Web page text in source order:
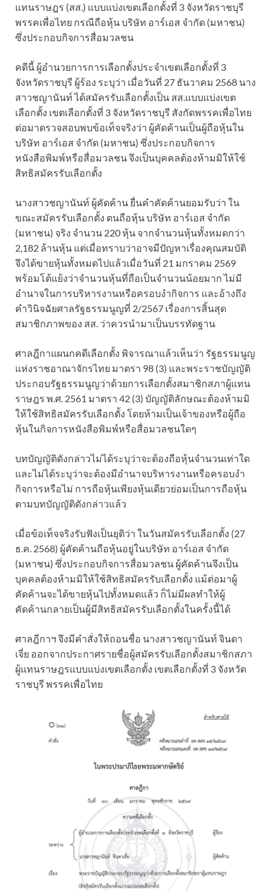
แทนราษฎร (สส.) แบบแบ่งเขตเลือกตั้งที่ 3 จังหวัดราชบุรี
พรรคเพื่อไทย กรณีถือหุ้น บริษัท อาร์เอส จำกัด (มหาชน)
ซึ่งประกอบกิจการสื่อมวลชน
คดีนี้ ผู้อำนวยการการเลือกตั้งประจำเขตเลือกตั้งที่ 3
จังหวัดราชบุรี ผู้ร้อง ระบุว่า เมื่อวันที่ 27 ธันวาคม 2568 นาง
สาวชญานันท์ ได้สมัครรับเลือกตั้งเป็น สส.แบบแบ่งเขต
เลือกตั้ง เขตเลือกตั้งที่ 3 จังหวัดราชบุรี สังกัดพรรคเพื่อไทย
ต่อมาตรวจสอบพบข้อเท็จจริงว่า ผู้คัดค้านเป็นผู้ถือหุ้นใน
บริษัท อาร์เอส จำกัด (มหาชน) ซึ่งประกอบกิจการ
หนังสือพิมพ์หรือสื่อมวลชน จึงเป็นบุคคลต้องห้ามมิให้ใช้
สิทธิสมัครรับเลือกตั้ง
นางสาวชญานันท์ ผู้คัดค้าน ยื่นคำคัดค้านยอมรับว่า ใน
ขณะสมัครรับเลือกตั้ง ตนถือหุ้น บริษัท อาร์เอส จำกัด
(มหาชน) จริง จำนวน 220 หุ้น จากจำนวนหุ้นทั้งหมดกว่า
2,182 ล้านหุ้น แต่เมื่อทราบว่าอาจมีปัญหาเรื่องคุณสมบัติ
จึงได้ขายหุ้นทั้งหมดไปแล้วเมื่อวันที่ 21 มกราคม 2569
พร้อมโต้แย้งว่าจำนวนหุ้นที่ถือเป็นจำนวนน้อยมาก ไม่มี
อำนาจในการบริหารงานหรือครอบงำกิจการ และอ้างถึง
คำวินิจฉัยศาลรัฐธรรมนูญที่ 2/2567 เรื่องการสิ้นสุด
สมาชิกภาพของ สส. ว่าควรนำมาเป็นบรรทัดฐาน
ศาลฎีกาแผนกคดีเลือกตั้ง พิจารณาแล้วเห็นว่า รัฐธรรมนูญ
แห่งราชอาณาจักรไทย มาตรา 98 (3) และพระราชบัญญัติ
ประกอบรัฐธรรมนูญว่าด้วยการเลือกตั้งสมาชิกสภาผู้แทน
ราษฎร พ.ศ. 2561 มาตรา 42 (3) บัญญัติลักษณะต้องห้ามมิ
ให้ใช้สิทธิสมัครรับเลือกตั้ง โดยห้ามเป็นเจ้าของหรือผู้ถือ
หุ้นในกิจการหนังสือพิมพ์หรือสื่อมวลชนใดๆ
บทบัญญัติดังกล่าวไม่ได้ระบุว่าจะต้องถือหุ้นจำนวนเท่าใด
และไม่ได้ระบุว่าจะต้องมีอำนาจบริหารงานหรือครอบงำ
กิจการหรือไม่ การถือหุ้นเพียงหุ้นเดียวย่อมเป็นการถือหุ้น
ตามบทบัญญัติดังกล่าวแล้ว
เมื่อข้อเท็จจริงรับฟังเป็นยุติว่า ในวันสมัครรับเลือกตั้ง (27
ธ.ค. 2568) ผู้คัดค้านถือหุ้นอยู่ในบริษัท อาร์เอส จำกัด
(มหาชน) ซึ่งประกอบกิจการสื่อมวลชน ผู้คัดค้านจึงเป็น
บุคคลต้องห้ามมิให้ใช้สิทธิสมัครรับเลือกตั้ง แม้ต่อมาผู้
คัดค้านจะได้ขายหุ้นไปทั้งหมดแล้ว ก็ไม่มีผลทำให้ผู้
คัดค้านกลายเป็นผู้มีสิทธิสมัครรับเลือกตั้งในครั้งนี้ได้
ศาลฎีกาฯ จึงมีคำสั่งให้ถอนชื่อ นางสาวชญานันท์ จินดา
เจี่ย ออกจากประกาศรายชื่อผู้สมัครรับเลือกตั้งสมาชิกสภา
ผู้แทนราษฎรแบบแบ่งเขตเลือกตั้ง เขตเลือกตั้งที่ 3 จังหวัด
ราชบุรี พรรคเพื่อไทย